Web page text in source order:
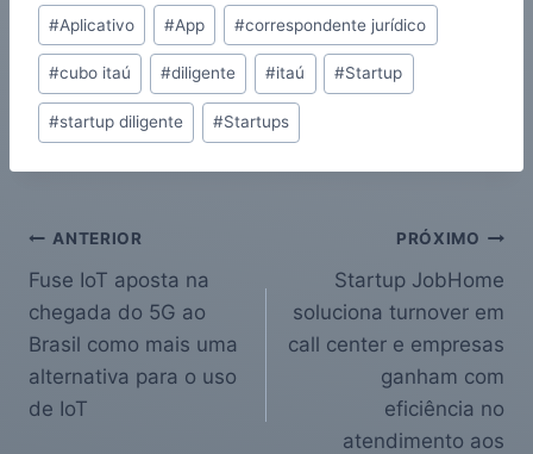
#Aplicativo #App #correspondente jurídico
#cubo itaú #diligente #itaú #Startup
#startup diligente #Startups
ANTERIOR
Fuse IoT aposta na
chegada do 5G ao
Brasil como mais uma
alternativa para o uso
de IoT
PRÓXIMO
Startup JobHome
soluciona turnover em
call center e empresas
ganham com
eficiência no
atendimento aos